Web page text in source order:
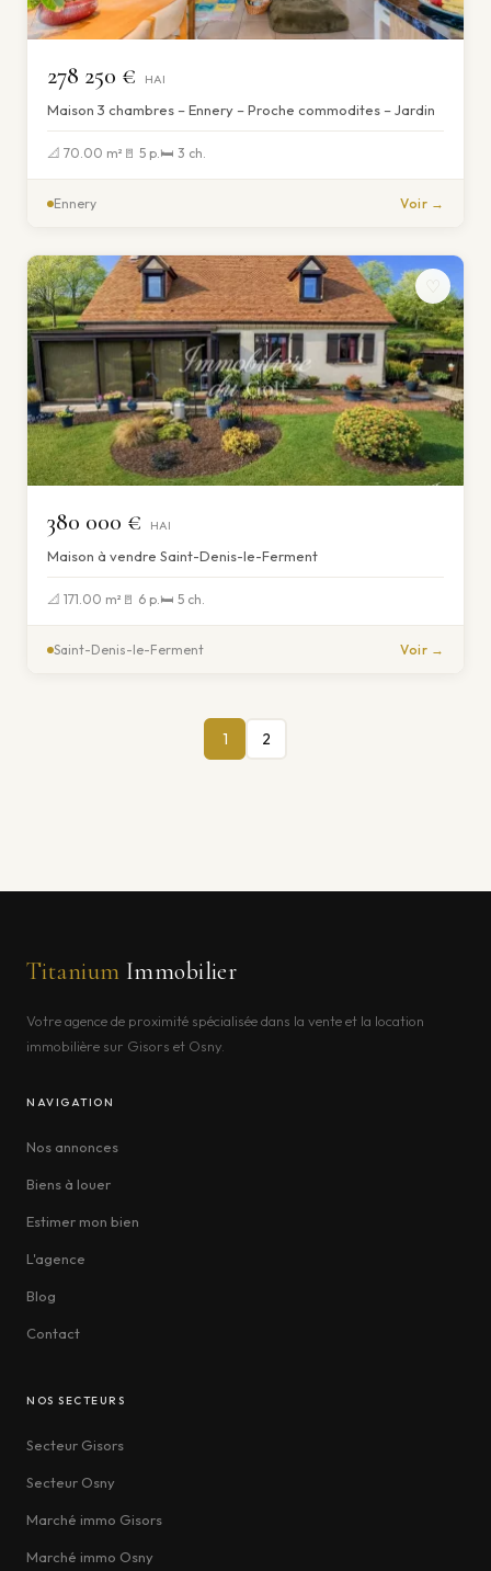
278 250 € HAI
Maison 3 chambres – Ennery – Proche commodites – Jardin
📐 70.00 m² 🚪 5 p.🛏 3 ch.
Ennery Voir →
♡
380 000 € HAI
Maison à vendre Saint-Denis-le-Ferment
📐 171.00 m² 🚪 6 p.🛏 5 ch.
Saint-Denis-le-Ferment Voir →
1 2
Titanium Immobilier
Votre agence de proximité spécialisée dans la vente et la location
immobilière sur Gisors et Osny.
NAVIGATION
Nos annonces
Biens à louer
Estimer mon bien
L'agence
Blog
Contact
NOS SECTEURS
Secteur Gisors
Secteur Osny
Marché immo Gisors
Marché immo Osny